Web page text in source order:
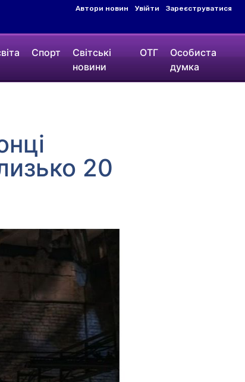
Автори новин Увійти Зареєструватися
Спорт
Світські
новини
ОТГ
Особиста
думка
20